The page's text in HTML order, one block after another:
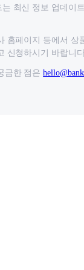
는 최신 정보 업데이
홈페이지 등에서 상
신청하시기 바랍니
금한 점은